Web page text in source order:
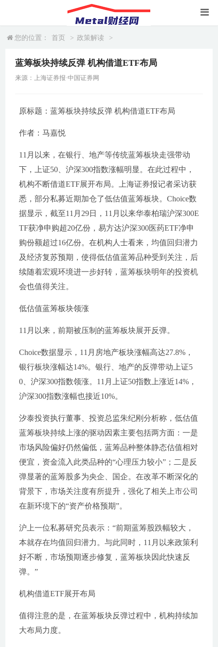
您的位置： 首页 > 政策解读 >
蓝筹板块持续反弹 机构借道ETF布局
来源：上海证券报·中国证券网
原标题：蓝筹板块持续反弹 机构借道ETF布局
作者：马嘉悦
11月以来，在银行、地产等传统蓝筹板块走强带动
下，上证50、沪深300指数涨幅明显。在此过程中，
机构不断借道ETF展开布局。上海证券报记者采访获
悉，部分私募近期加仓了低估值蓝筹板块。Choice数
据显示，截至11月29日，11月以来华泰柏瑞沪深300E
TF获净申购超20亿份，易方达沪深300医药ETF净申
购份额超过16亿份。在机构人士看来，均值回归潜力
及经济复苏预期，使得低估值蓝筹品种受到关注，后
续随着宏观环境进一步好转，蓝筹板块明年的投资机
会也值得关注。
低估值蓝筹板块领涨
11月以来，前期被压制的蓝筹板块展开反弹。
Choice数据显示，11月房地产板块涨幅高达27.8%，
银行板块涨幅达14%。银行、地产的反弹带动上证5
0、沪深300指数领涨。11月上证50指数上涨近14%，
沪深300指数涨幅也接近10%。
汐泰投资执行董事、投资总监朱纪刚分析称，低估值
蓝筹板块持续上涨的驱动因素主要包括两方面：一是
市场风险偏好仍然偏低，蓝筹品种整体静态估值相对
便宜，资金流入此类品种的“心理压力较小”；二是反
弹显著的蓝筹股多为央企、国企。在改革不断深化的
背景下，市场关注度有所提升，强化了相关上市公司
在新环境下的“资产价格预期”。
沪上一位私募研究员表示：“前期蓝筹股跌幅较大，
本就存在均值回归潜力。与此同时，11月以来政策利
好不断，市场预期逐步修复，蓝筹板块因此快速反
弹。”
机构借道ETF展开布局
值得注意的是，在蓝筹板块反弹过程中，机构持续加
大布局力度。